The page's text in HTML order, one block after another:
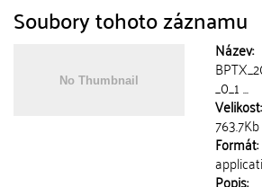
Soubory tohoto záznamu
Název:
_0_1 ...
Velikost:
763.7Kb
Formát:
Popis: